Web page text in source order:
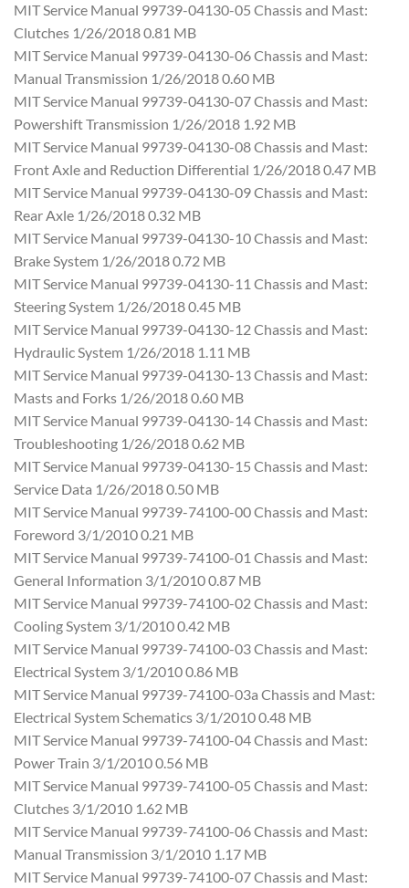
MIT Service Manual 99739-04130-05 Chassis and Mast:
Clutches 1/26/2018 0.81 MB
MIT Service Manual 99739-04130-06 Chassis and Mast:
Manual Transmission 1/26/2018 0.60 MB
MIT Service Manual 99739-04130-07 Chassis and Mast:
Powershift Transmission 1/26/2018 1.92 MB
MIT Service Manual 99739-04130-08 Chassis and Mast:
Front Axle and Reduction Differential 1/26/2018 0.47 MB
MIT Service Manual 99739-04130-09 Chassis and Mast:
Rear Axle 1/26/2018 0.32 MB
MIT Service Manual 99739-04130-10 Chassis and Mast:
Brake System 1/26/2018 0.72 MB
MIT Service Manual 99739-04130-11 Chassis and Mast:
Steering System 1/26/2018 0.45 MB
MIT Service Manual 99739-04130-12 Chassis and Mast:
Hydraulic System 1/26/2018 1.11 MB
MIT Service Manual 99739-04130-13 Chassis and Mast:
Masts and Forks 1/26/2018 0.60 MB
MIT Service Manual 99739-04130-14 Chassis and Mast:
Troubleshooting 1/26/2018 0.62 MB
MIT Service Manual 99739-04130-15 Chassis and Mast:
Service Data 1/26/2018 0.50 MB
MIT Service Manual 99739-74100-00 Chassis and Mast:
Foreword 3/1/2010 0.21 MB
MIT Service Manual 99739-74100-01 Chassis and Mast:
General Information 3/1/2010 0.87 MB
MIT Service Manual 99739-74100-02 Chassis and Mast:
Cooling System 3/1/2010 0.42 MB
MIT Service Manual 99739-74100-03 Chassis and Mast:
Electrical System 3/1/2010 0.86 MB
MIT Service Manual 99739-74100-03a Chassis and Mast:
Electrical System Schematics 3/1/2010 0.48 MB
MIT Service Manual 99739-74100-04 Chassis and Mast:
Power Train 3/1/2010 0.56 MB
MIT Service Manual 99739-74100-05 Chassis and Mast:
Clutches 3/1/2010 1.62 MB
MIT Service Manual 99739-74100-06 Chassis and Mast:
Manual Transmission 3/1/2010 1.17 MB
MIT Service Manual 99739-74100-07 Chassis and Mast: